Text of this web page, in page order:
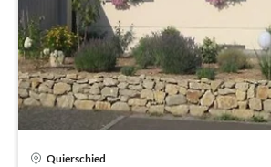
Quierschied